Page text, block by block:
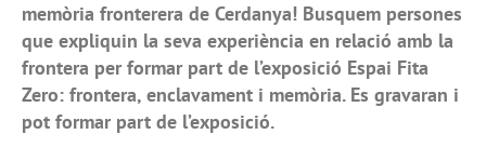
memòria fronterera de Cerdanya! Busquem persones
que expliquin la seva experiència en relació amb la
frontera per formar part de l’exposició Espai Fita
Zero: frontera, enclavament i memòria. Es gravaran i
pot formar part de l’exposició.